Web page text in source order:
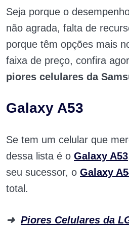
Seja porque o
não agrada, falta de
porque têm opções mais
faixa de preço, confira
piores celulares da
Galaxy A53
Se tem um celular que
dessa lista é o Galaxy A53
seu sucessor, o Galaxy
total.
➜ Piores Celulares da